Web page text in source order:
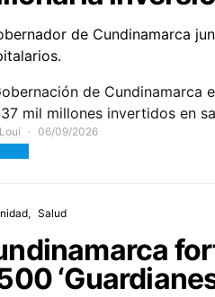
de Cundinamarca
mil millones invertidos en
06/09/2026
Salud